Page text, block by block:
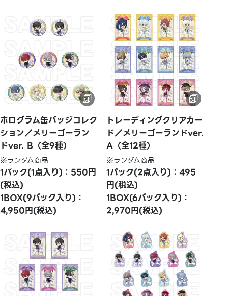
ホログラム缶バッジコレク
ション／メリーゴーラン
ドver. B（全9種）
※ランダム商品
1パック(1点入り)：550円
(税込)
1BOX(9パック入り)：
4,950円(税込)
トレーディングクリアカー
ド／メリーゴーランドver.
A（全12種）
※ランダム商品
1パック(2点入り)：495
円(税込)
1BOX(6パック入り)：
2,970円(税込)